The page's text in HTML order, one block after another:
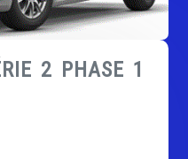
2 PHASE 1